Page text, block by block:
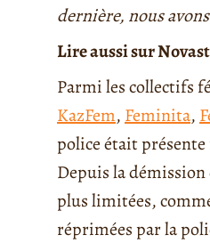
dernière, nous
Lire aussi sur
Parmi les collectifs
KazFem, Feminita,
police était présente
Depuis la
plus limitées,
réprimées par la